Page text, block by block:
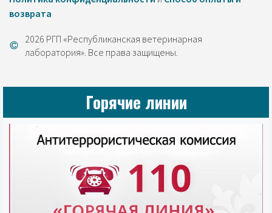
возврата
2026 РГП «Республиканская ветеринарная
лаборатория». Все права защищены.
Горячие линии